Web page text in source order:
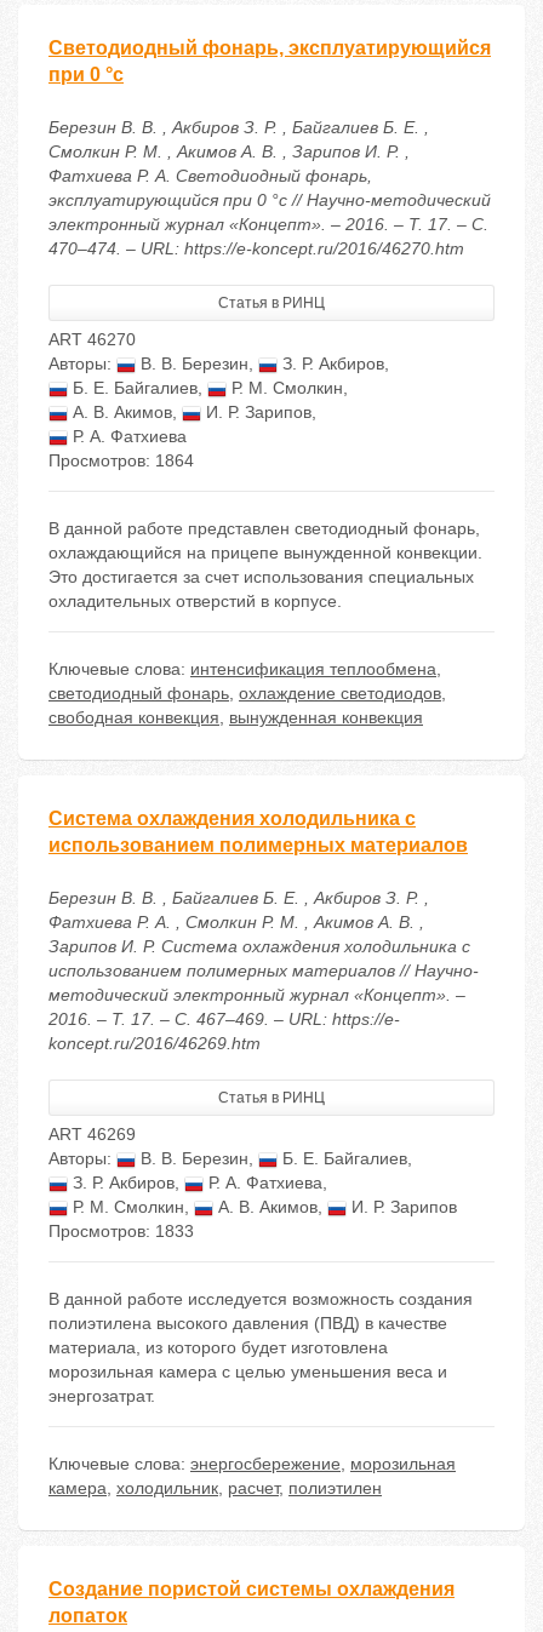
Светодиодный фонарь, эксплуатирующийся
при 0 °с
Березин В. В. , Акбиров З. Р. , Байгалиев Б. Е. ,
Смолкин Р. М. , Акимов А. В. , Зарипов И. Р. ,
Фатхиева Р. А. Светодиодный фонарь,
эксплуатирующийся при 0 °с // Научно-методический
электронный журнал «Концепт». – 2016. – Т. 17. – С.
470–474. – URL: https://e-koncept.ru/2016/46270.htm
Статья в РИНЦ
ART 46270
Авторы:
В. В. Березин, З. Р. Акбиров,
Б. Е. Байгалиев, Р. М. Смолкин,
А. В. Акимов, И. Р. Зарипов,
Р. А. Фатхиева
Просмотров: 1864
В данной работе представлен светодиодный фонарь,
охлаждающийся на прицепе вынужденной конвекции.
Это достигается за счет использования специальных
охладительных отверстий в корпусе.
Ключевые слова: интенсификация теплообмена,
светодиодный фонарь, охлаждение светодиодов,
свободная конвекция, вынужденная конвекция
Система охлаждения холодильника с
использованием полимерных материалов
Березин В. В. , Байгалиев Б. Е. , Акбиров З. Р. ,
Фатхиева Р. А. , Смолкин Р. М. , Акимов А. В. ,
Зарипов И. Р. Система охлаждения холодильника с
использованием полимерных материалов // Научно-
методический электронный журнал «Концепт». –
2016. – Т. 17. – С. 467–469. – URL: https://e-
koncept.ru/2016/46269.htm
Статья в РИНЦ
ART 46269
Авторы:
В. В. Березин, Б. Е. Байгалиев,
З. Р. Акбиров, Р. А. Фатхиева,
Р. М. Смолкин, А. В. Акимов,
И. Р. Зарипов
Просмотров: 1833
В данной работе исследуется возможность создания
полиэтилена высокого давления (ПВД) в качестве
материала, из которого будет изготовлена
морозильная камера с целью уменьшения веса и
энергозатрат.
Ключевые слова: энергосбережение, морозильная
камера, холодильник, расчет, полиэтилен
Создание пористой системы охлаждения
лопаток